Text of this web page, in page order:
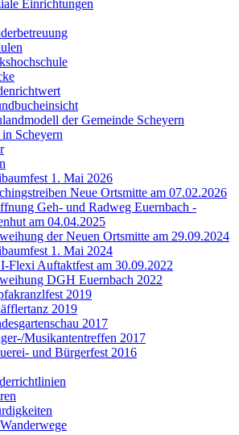
Einrichtungen
der Gemeinde Scheyern
Scheyern
1. Mai 2026
Neue Ortsmitte am 07.02.2026
Geh- und Radweg Euernbach -
am 04.04.2025
der Neuen Ortsmitte am 29.09.2024
1. Mai 2024
Flexi Auftaktfest am 30.09.2022
DGH Euernbach 2022
2019
2019
2017
Musikantentreffen 2017
und Bürgerfest 2016